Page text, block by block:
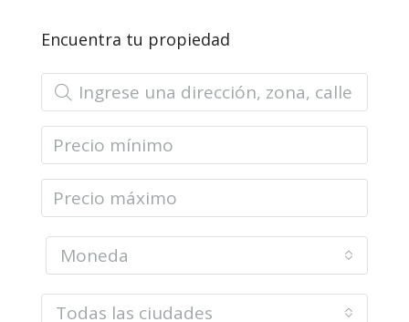
Encuentra tu propiedad
Moneda
Todas las ciudades